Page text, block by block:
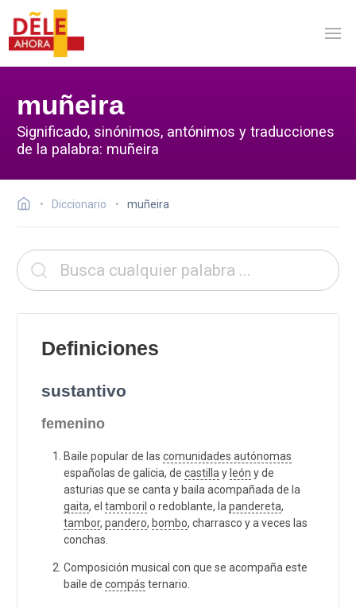
muñeira
Significado, sinónimos, antónimos y traducciones
de la palabra: muñeira
Diccionario muñeira
Definiciones
sustantivo
femenino
Baile popular de las comunidades autónomas
españolas de galicia, de castilla y león y de
asturias que se canta y baila acompañada de la
gaita, el tamboril o redoblante, la pandereta,
tambor, pandero, bombo, charrasco y a veces las
conchas.
Composición musical con que se acompaña este
baile de compás ternario.